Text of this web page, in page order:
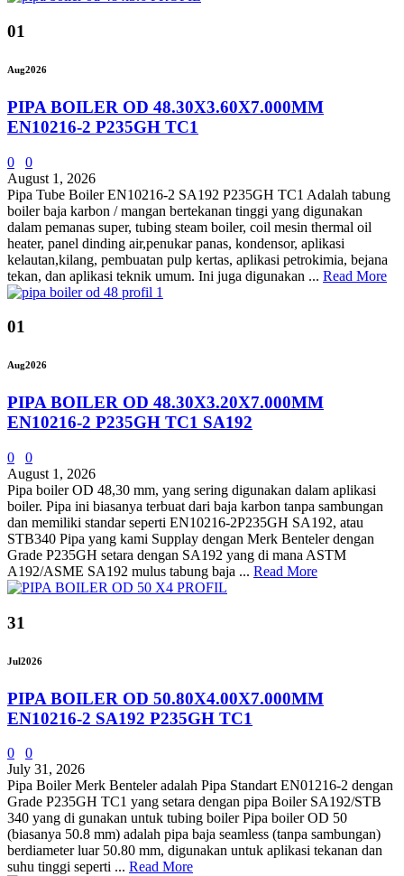
01
Aug2026
PIPA BOILER OD 48.30X3.60X7.000MM
EN10216-2 P235GH TC1
0
0
August 1, 2026
Pipa Tube Boiler EN10216-2 SA192 P235GH TC1 Adalah tabung
boiler baja karbon / mangan bertekanan tinggi yang digunakan
dalam pemanas super, tubing steam boiler, coil mesin thermal oil
heater, panel dinding air,penukar panas, kondensor, aplikasi
kelautan,kilang, pembuatan pulp kertas, aplikasi petrokimia, bejana
tekan, dan aplikasi teknik umum. Ini juga digunakan ... Read More
01
Aug2026
PIPA BOILER OD 48.30X3.20X7.000MM
EN10216-2 P235GH TC1 SA192
0
0
August 1, 2026
Pipa boiler OD 48,30 mm, yang sering digunakan dalam aplikasi
boiler. Pipa ini biasanya terbuat dari baja karbon tanpa sambungan
dan memiliki standar seperti EN10216-2P235GH SA192, atau
STB340 Pipa yang kami Supplay dengan Merk Benteler dengan
Grade P235GH setara dengan SA192 yang di mana ASTM
A192/ASME SA192 mulus tabung baja ... Read More
31
Jul2026
PIPA BOILER OD 50.80X4.00X7.000MM
EN10216-2 SA192 P235GH TC1
0
0
July 31, 2026
Pipa Boiler Merk Benteler adalah Pipa Standart EN01216-2 dengan
Grade P235GH TC1 yang setara dengan pipa Boiler SA192/STB
340 yang di gunakan untuk tubing boiler Pipa boiler OD 50
(biasanya 50.8 mm) adalah pipa baja seamless (tanpa sambungan)
berdiameter luar 50.80 mm, digunakan untuk aplikasi tekanan dan
suhu tinggi seperti ... Read More